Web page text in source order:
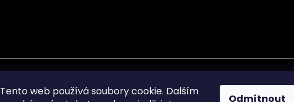
Tento web používá soubory cookie. Dalším
Odmítnout